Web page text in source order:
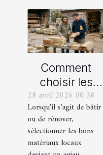
Comment
choisir les
meilleurs
matériaux
locaux pour
votre maison ?
28 avril 2026 00:38
Lorsqu'il s'agit de bâtir
ou de rénover,
sélectionner les bons
matériaux locaux